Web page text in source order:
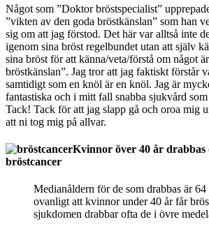
Något som ”Doktor bröstspecialist”
”vikten av den goda bröstkänslan” som han
sig om att jag förstod. Det här var alltså inte
igenom sina bröst regelbundet utan att själv
sina bröst för att känna/veta/förstå om något
bröstkänslan”. Jag tror att jag faktiskt förstår
samtidigt som en knöl är en knöl. Jag är
fantastiska och i mitt fall snabba sjukvård
Tack! Tack för att jag slapp gå och oroa mig
att ni tog mig på allvar.
Kvinnor över 40 år drabbas
bröstcancer
Medianåldern för de som drabbas är 64
ovanligt att kvinnor under 40 år får
sjukdomen drabbar ofta de i övre